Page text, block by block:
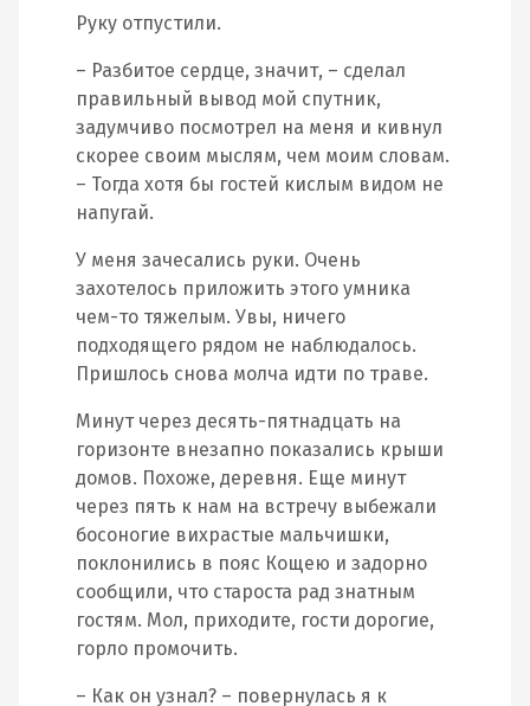
Руку отпустили.
– Разбитое сердце, значит, – сделал
правильный вывод мой спутник,
задумчиво посмотрел на меня и кивнул
скорее своим мыслям, чем моим словам.
– Тогда хотя бы гостей кислым видом не
напугай.
У меня зачесались руки. Очень
захотелось приложить этого умника
чем-то тяжелым. Увы, ничего
подходящего рядом не наблюдалось.
Пришлось снова молча идти по траве.
Минут через десять-пятнадцать на
горизонте внезапно показались крыши
домов. Похоже, деревня. Еще минут
через пять к нам на встречу выбежали
босоногие вихрастые мальчишки,
поклонились в пояс Кощею и задорно
сообщили, что староста рад знатным
гостям. Мол, приходите, гости дорогие,
горло промочить.
– Как он узнал? – повернулась я к